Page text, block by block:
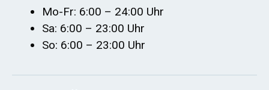
Mo-Fr: 6:00 – 24:00 Uhr
Sa: 6:00 – 23:00 Uhr
So: 6:00 – 23:00 Uhr